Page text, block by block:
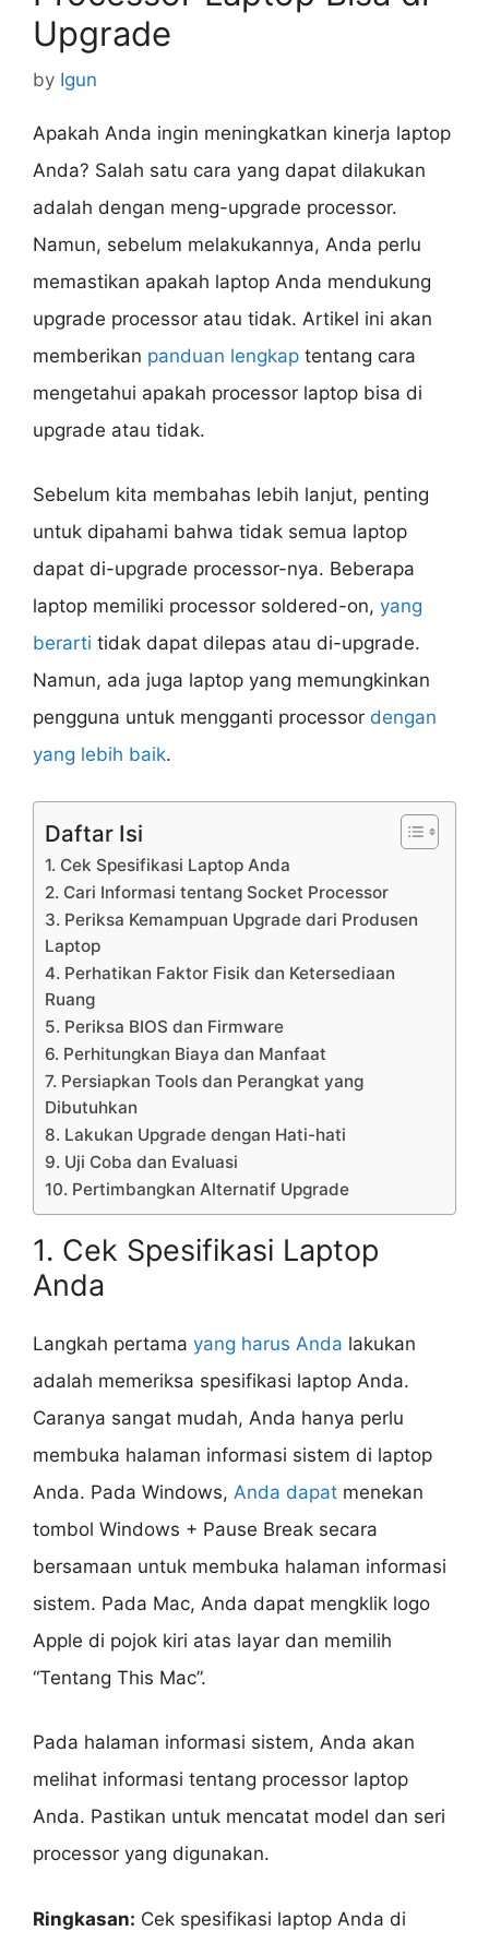
Upgrade
by Igun
Apakah Anda ingin meningkatkan kinerja laptop
Anda? Salah satu cara yang dapat dilakukan
adalah dengan meng-upgrade processor.
Namun, sebelum melakukannya, Anda perlu
memastikan apakah laptop Anda mendukung
upgrade processor atau tidak. Artikel ini akan
memberikan panduan lengkap tentang cara
mengetahui apakah processor laptop bisa di
upgrade atau tidak.
Sebelum kita membahas lebih lanjut, penting
untuk dipahami bahwa tidak semua laptop
dapat di-upgrade processor-nya. Beberapa
laptop memiliki processor soldered-on, yang
berarti tidak dapat dilepas atau di-upgrade.
Namun, ada juga laptop yang memungkinkan
pengguna untuk mengganti processor dengan
yang lebih baik.
Daftar Isi
1. Cek Spesifikasi Laptop Anda
2. Cari Informasi tentang Socket Processor
3. Periksa Kemampuan Upgrade dari Produsen
Laptop
4. Perhatikan Faktor Fisik dan Ketersediaan
Ruang
5. Periksa BIOS dan Firmware
6. Perhitungkan Biaya dan Manfaat
7. Persiapkan Tools dan Perangkat yang
Dibutuhkan
8. Lakukan Upgrade dengan Hati-hati
9. Uji Coba dan Evaluasi
10. Pertimbangkan Alternatif Upgrade
1. Cek Spesifikasi Laptop
Anda
Langkah pertama yang harus Anda lakukan
adalah memeriksa spesifikasi laptop Anda.
Caranya sangat mudah, Anda hanya perlu
membuka halaman informasi sistem di laptop
Anda. Pada Windows, Anda dapat menekan
tombol Windows + Pause Break secara
bersamaan untuk membuka halaman informasi
sistem. Pada Mac, Anda dapat mengklik logo
Apple di pojok kiri atas layar dan memilih
“Tentang This Mac”.
Pada halaman informasi sistem, Anda akan
melihat informasi tentang processor laptop
Anda. Pastikan untuk mencatat model dan seri
processor yang digunakan.
Ringkasan: Cek spesifikasi laptop Anda di